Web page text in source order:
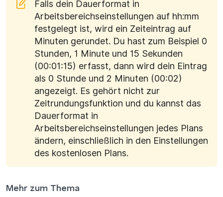
Falls dein Dauerformat in
Arbeitsbereichseinstellungen auf hh:mm
festgelegt ist, wird ein Zeiteintrag auf
Minuten gerundet. Du hast zum Beispiel 0
Stunden, 1 Minute und 15 Sekunden
(00:01:15) erfasst, dann wird dein Eintrag
als 0 Stunde und 2 Minuten (00:02)
angezeigt. Es gehört nicht zur
Zeitrundungsfunktion und du kannst das
Dauerformat in
Arbeitsbereichseinstellungen jedes Plans
ändern, einschließlich in den Einstellungen
des kostenlosen Plans.
Mehr zum Thema